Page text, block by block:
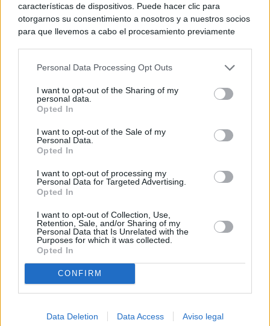
características de dispositivos. Puede hacer clic para
otorgarnos su consentimiento a nosotros y a nuestros socios
para que llevemos a cabo el procesamiento previamente
negar su consentimiento. Tenga en cuenta que algún
de su consentimiento, pero usted tiene el derecho de
rechazar tal procesamiento. Sus preferencias se aplicarán
cualquier momento entrando de nuevo en este sitio web o
visitando nuestra política de privacidad.
Personal Data Processing Opt Outs
I want to opt-out of the Sharing of my
personal data.
Opted In
I want to opt-out of the Sale of my
Personal Data.
Opted In
I want to opt-out of processing my
Personal Data for Targeted Advertising.
Opted In
I want to opt-out of Collection, Use,
Retention, Sale, and/or Sharing of my
Personal Data that Is Unrelated with the
Purposes for which it was collected.
Opted In
CONFIRM
Data Deletion Data Access Aviso legal